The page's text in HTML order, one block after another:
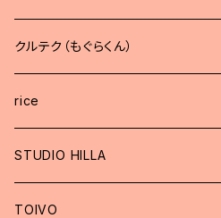
クルテク（もぐらくん）
rice
STUDIO HILLA
TOIVO